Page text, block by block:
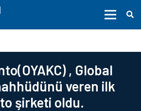
, Global
veren ilk
şirketi oldu.